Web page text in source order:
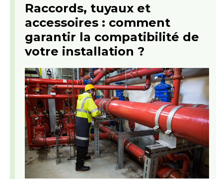
Raccords, tuyaux et
accessoires : comment
garantir la compatibilité de
votre installation ?